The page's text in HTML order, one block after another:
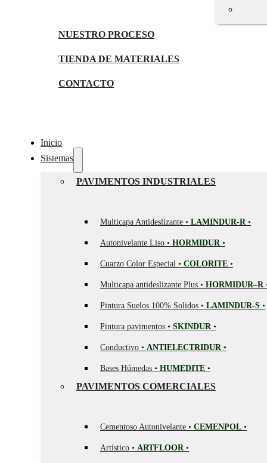
NUESTRO PROCESO
TIENDA DE MATERIALES
CONTACTO
Inicio
Sistemas
PAVIMENTOS INDUSTRIALES
Multicapa Antideslizante • LAMINDUR-R •
Autonivelante Liso • HORMIDUR •
Cuarzo Color Especial • COLORITE •
Multicapa antideslizante Plus • HORMIDUR–R
Pintura Suelos 100% Solidos • LAMINDUR-S •
Pintura pavimentos • SKINDUR •
Conductivo • ANTIELECTRIDUR •
Bases Húmedas • HUMEDITE •
PAVIMENTOS COMERCIALES
Cementoso Autonivelante • CEMENPOL •
Artístico • ARTFLOOR •